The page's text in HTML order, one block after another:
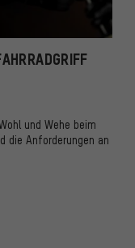
und Wehe beim
die Anforderungen an